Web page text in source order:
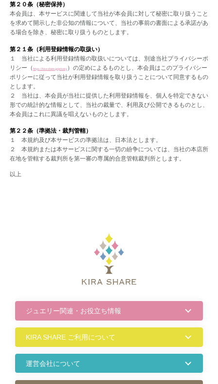
第２０条（秘密保持）
本会員は、本サービスに関連して当社が本会員に対して秘密に取り扱うこと
を求めて開示した非公知の情報について、当社の事前の書面による承諾があ
る場合を除き、秘密に取り扱うものとします。
第２１条（利用登録情報の取扱い）
１ 当社による利用登録情報の取扱いについては、別途当社プライバシーポ
リシー（ https://kira-share.jp/privacy ）の定めによるものとし、本会員はこのプライバシー
ポリシーに従って当社が利用登録情報を取り扱うことについて同意するもの
とします。
２ 当社は、本会員が当社に提供した利用登録情報を、個人を特定できない
形での統計的な情報として、当社の裁量で、利用及び公開できるものとし、
本会員はこれに異議を唱えないものとします。
第２２条（準拠法・裁判管轄）
１ 本規約及び本サービスの準拠法は、日本法とします。
２ 本規約または本サービスに関する一切の紛争については、当社の本店所
在地を管轄する裁判所を第一審の専属的合意管轄裁判所とします。
以上
ジュエリー関連・お役立ち情報
KIRA SHARE ご利用について
運営会社について